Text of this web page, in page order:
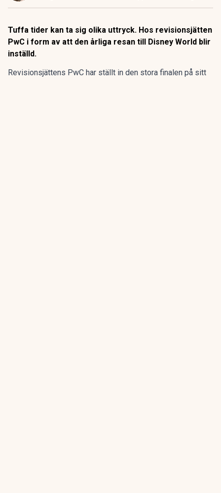
Tuffa tider kan ta sig olika uttryck. Hos revisionsjätten
PwC i form av att den årliga resan till Disney World blir
inställd.
Revisionsjättens PwC har ställt in den stora finalen på sitt